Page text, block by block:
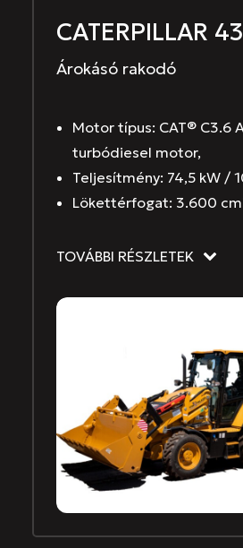
CATERPILLAR
Árokásó rakodó
Motor típus: CAT® C3.6
turbódiesel motor,
Teljesítmény: 74,5 kW /
Lökettérfogat: 3.600
TOVÁBBI RÉSZLETEK